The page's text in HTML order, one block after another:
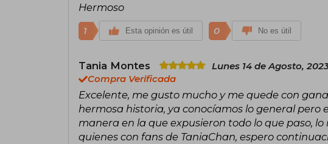
Hermoso
1 Esta opinión es útil 0 No es útil
Tania Montes
Lunes 14 de Agosto,
Compra Verificada
Excelente, me gusto mucho y me quede con
hermosa historia, ya conocíamos lo general pero
manera en la que expusieron todo lo que paso,
quienes con fans de TaniaChan, espero